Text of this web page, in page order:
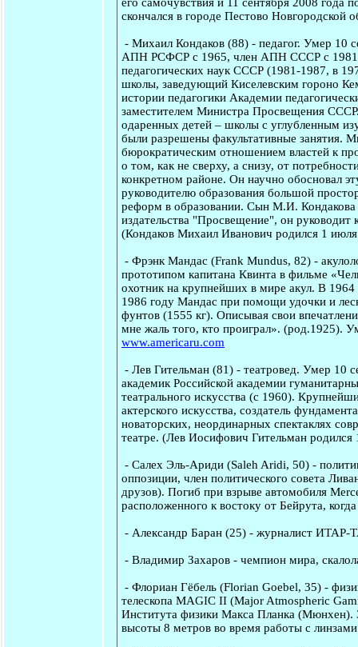
скончался в городе Пестово Новгородской
-Михаил Кондаков (88) - педагог. Умер 10
АПН РСФСР с 1965, член АПН СССР с 1981),
педагогических наук СССР (1981-1987, в
школы, заведующий Киселевским гороно
истории педагогики Академии
заместителем Министра Просвещения
одаренных детей – школы с углубленным
были разрешены факультативные занятия.
бюрократическим отношением властей к
о том, как не сверху, а снизу, от
конкретном районе. Он научно обосновал
руководителю образования большой
реформ в образовании. Сын М.И. Кондакова
издательства "Просвещение", он руководит
(Кондаков Михаил Иванович родился 1
-Фрэнк Мандас (Frank Mundus, 82) -
прототипом капитана Квинта в фильме
охотник на крупнейших в мире акул. В
1986 году Мандас при помощи удочки и
фунтов (1555 кг). Описывая свои
мне жаль того, кто проиграл». (род.1925).
www.americaru.com
-Лев Гительман (81) - театровед. Умер 10
академик Российской академии
театрального искусства (с 1960).
актерского искусства, создатель
новаторских, неординарных спектаклях
театре. (Лев Иосифович Гительман
-Салех Эль-Ариди (Saleh Aridi, 50) -
оппозиции, член политического совета
друзов). Погиб при взрыве автомобиля
расположенного к востоку от Бейрута,
- Александр Баран (25) - журналист
-Владимир Захаров - чемпион мира,
-Флориан Гёбель (Florian Goebel, 35) -
телескопа MAGIC II (Major Atmospheric
Института физики Макса Планка (Мюнхен).
высоты 8 метров во время работы с